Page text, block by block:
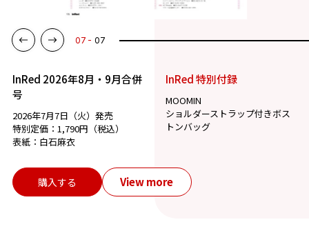
07 07
InRed 2026年8月・9月合併
号
2026年7月7日（火）発売
特別定価：1,790円（税込）
表紙：白石麻衣
InRed 特別付録
MOOMIN
ショルダーストラップ付きボス
トンバッグ
購入する View more